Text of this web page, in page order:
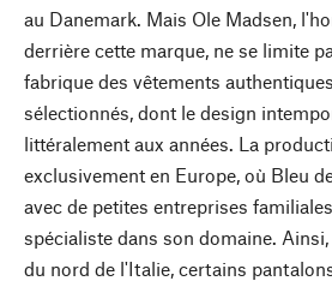
au Danemark. Mais Ole Madsen,
derrière cette marque, ne se limite
fabrique des vêtements
sélectionnés, dont le design
littéralement aux années. La
exclusivement en Europe, où Bleu
avec de petites entreprises
spécialiste dans son domaine.
du nord de l'Italie, certains